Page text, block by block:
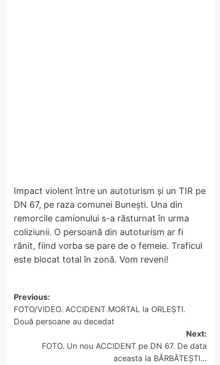
Impact violent între un autoturism și un TIR pe
DN 67, pe raza comunei Bunești. Una din
remorcile camionului s-a răsturnat în urma
coliziunii. O persoană din autoturism ar fi
rănit, fiind vorba se pare de o femeie. Traficul
este blocat total în zonă. Vom reveni!
Post
navigation
Previous:
FOTO/VIDEO. ACCIDENT MORTAL la ORLEȘTI.
Două persoane au decedat
Next:
FOTO. Un nou ACCIDENT pe DN 67. De data
aceasta la BĂRBĂTEȘTI…